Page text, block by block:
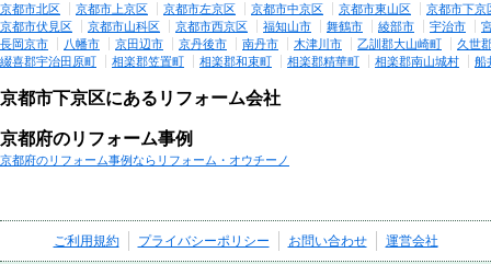
京都市北区 京都市上京区 京都市左京区 京都市中京区 京都市東山区
京都市下京
京都市伏見区
京都市山科区 京都市西京区 福知山市 舞鶴市 綾部市 宇治市
長岡京市
八幡市 京田辺市 京丹後市 南丹市 木津川市 乙訓郡大山崎町
久世
綴喜郡宇治田原町
相楽郡笠置町 相楽郡和束町 相楽郡精華町 相楽郡南山城村 船
京都市下京区にあるリフォーム会社
京都府のリフォーム事例
京都府のリフォーム事例ならリフォーム・オウチーノ
ご利用規約 プライバシーポリシー お問い合わせ 運営会社